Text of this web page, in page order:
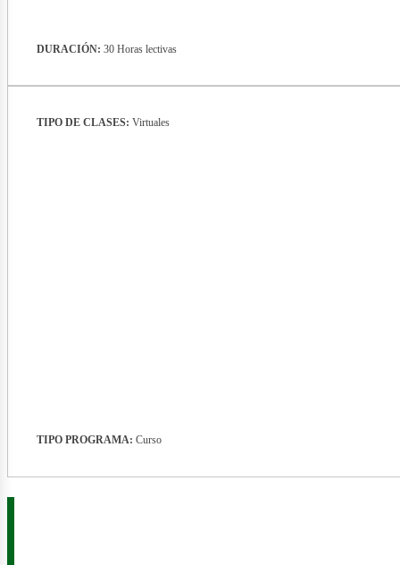
TIPO DE CLASES: Virtuales
DURACIÓN: 30 Horas lectivas
TIPO PROGRAMA: Curso